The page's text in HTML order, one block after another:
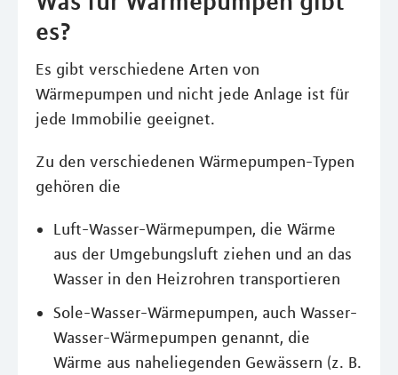
es?
Es gibt verschiedene Arten von
Wärmepumpen und nicht jede Anlage ist für
jede Immobilie geeignet.
Zu den verschiedenen Wärmepumpen-Typen
gehören die
Luft-Wasser-Wärmepumpen, die Wärme
aus der Umgebungsluft ziehen und an das
Wasser in den Heizrohren transportieren
Sole-Wasser-Wärmepumpen, auch Wasser-
Wasser-Wärmepumpen genannt, die
Wärme aus naheliegenden Gewässern (z. B.